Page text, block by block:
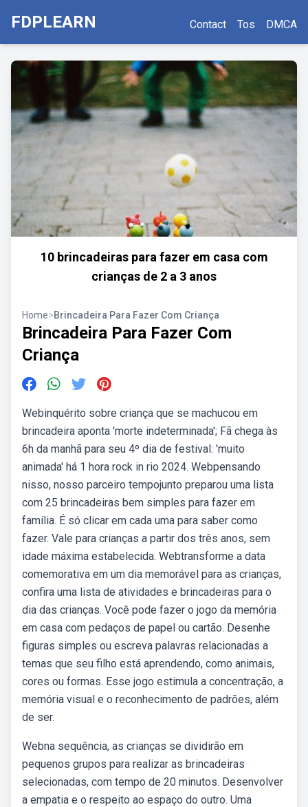
FDPLEARN Contact Tos DMCA
10 brincadeiras para fazer em casa com
crianças de 2 a 3 anos
Home>Brincadeira Para Fazer Com Criança
Brincadeira Para Fazer Com
Criança
Webinquérito sobre criança que se machucou em
brincadeira aponta 'morte indeterminada'; Fã chega às
6h da manhã para seu 4º dia de festival: 'muito
animada' há 1 hora rock in rio 2024. Webpensando
nisso, nosso parceiro tempojunto preparou uma lista
com 25 brincadeiras bem simples para fazer em
família. É só clicar em cada uma para saber como
fazer. Vale para crianças a partir dos três anos, sem
idade máxima estabelecida. Webtransforme a data
comemorativa em um dia memorável para as crianças,
confira uma lista de atividades e brincadeiras para o
dia das crianças. Você pode fazer o jogo da memória
em casa com pedaços de papel ou cartão. Desenhe
figuras simples ou escreva palavras relacionadas a
temas que seu filho está aprendendo, como animais,
cores ou formas. Esse jogo estimula a concentração, a
memória visual e o reconhecimento de padrões, além
de ser.
Webna sequência, as crianças se dividirão em
pequenos grupos para realizar as brincadeiras
selecionadas, com tempo de 20 minutos. Desenvolver
a empatia e o respeito ao espaço do outro. Uma